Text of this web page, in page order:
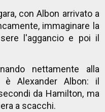
con Albon arrivato a
immaginare la
l'aggancio e poi il
nettamente alla
Alexander Albon: il
da Hamilton, ma
a scacchi.